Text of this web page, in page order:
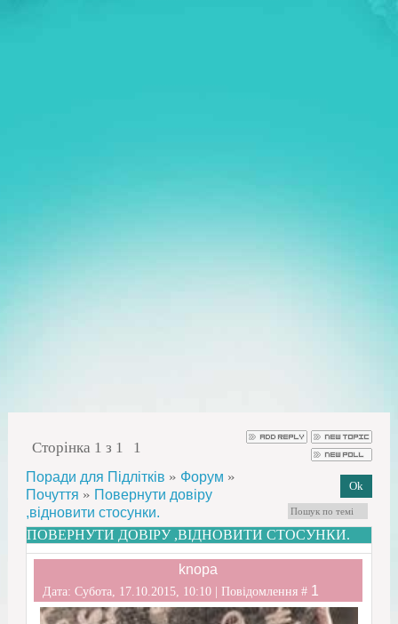
Сторінка 1 з 1 1
Поради для Підлітків » Форум »
Почуття » Повернути довіру
,відновити стосунки.
ПОВЕРНУТИ ДОВІРУ ,ВІДНОВИТИ СТОСУНКИ.
knopa
Дата: Субота, 17.10.2015, 10:10 | Повідомлення # 1